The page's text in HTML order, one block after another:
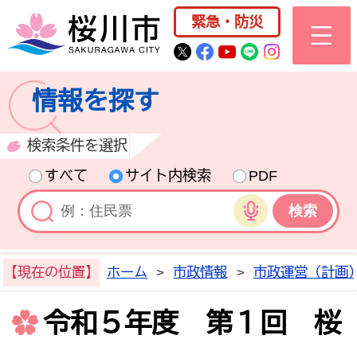
桜川市公式ホー
緊急・防災
桜川市公式Twitter
桜川市公式
桜川市公式
桜川市公式
情報を探す
検索条件を選択
すべて
サイト内検索
PDF
音声検索
【現在の位置】 ホーム > 市政情報 > 市政運営（計画
令和５年度 第１回 桜